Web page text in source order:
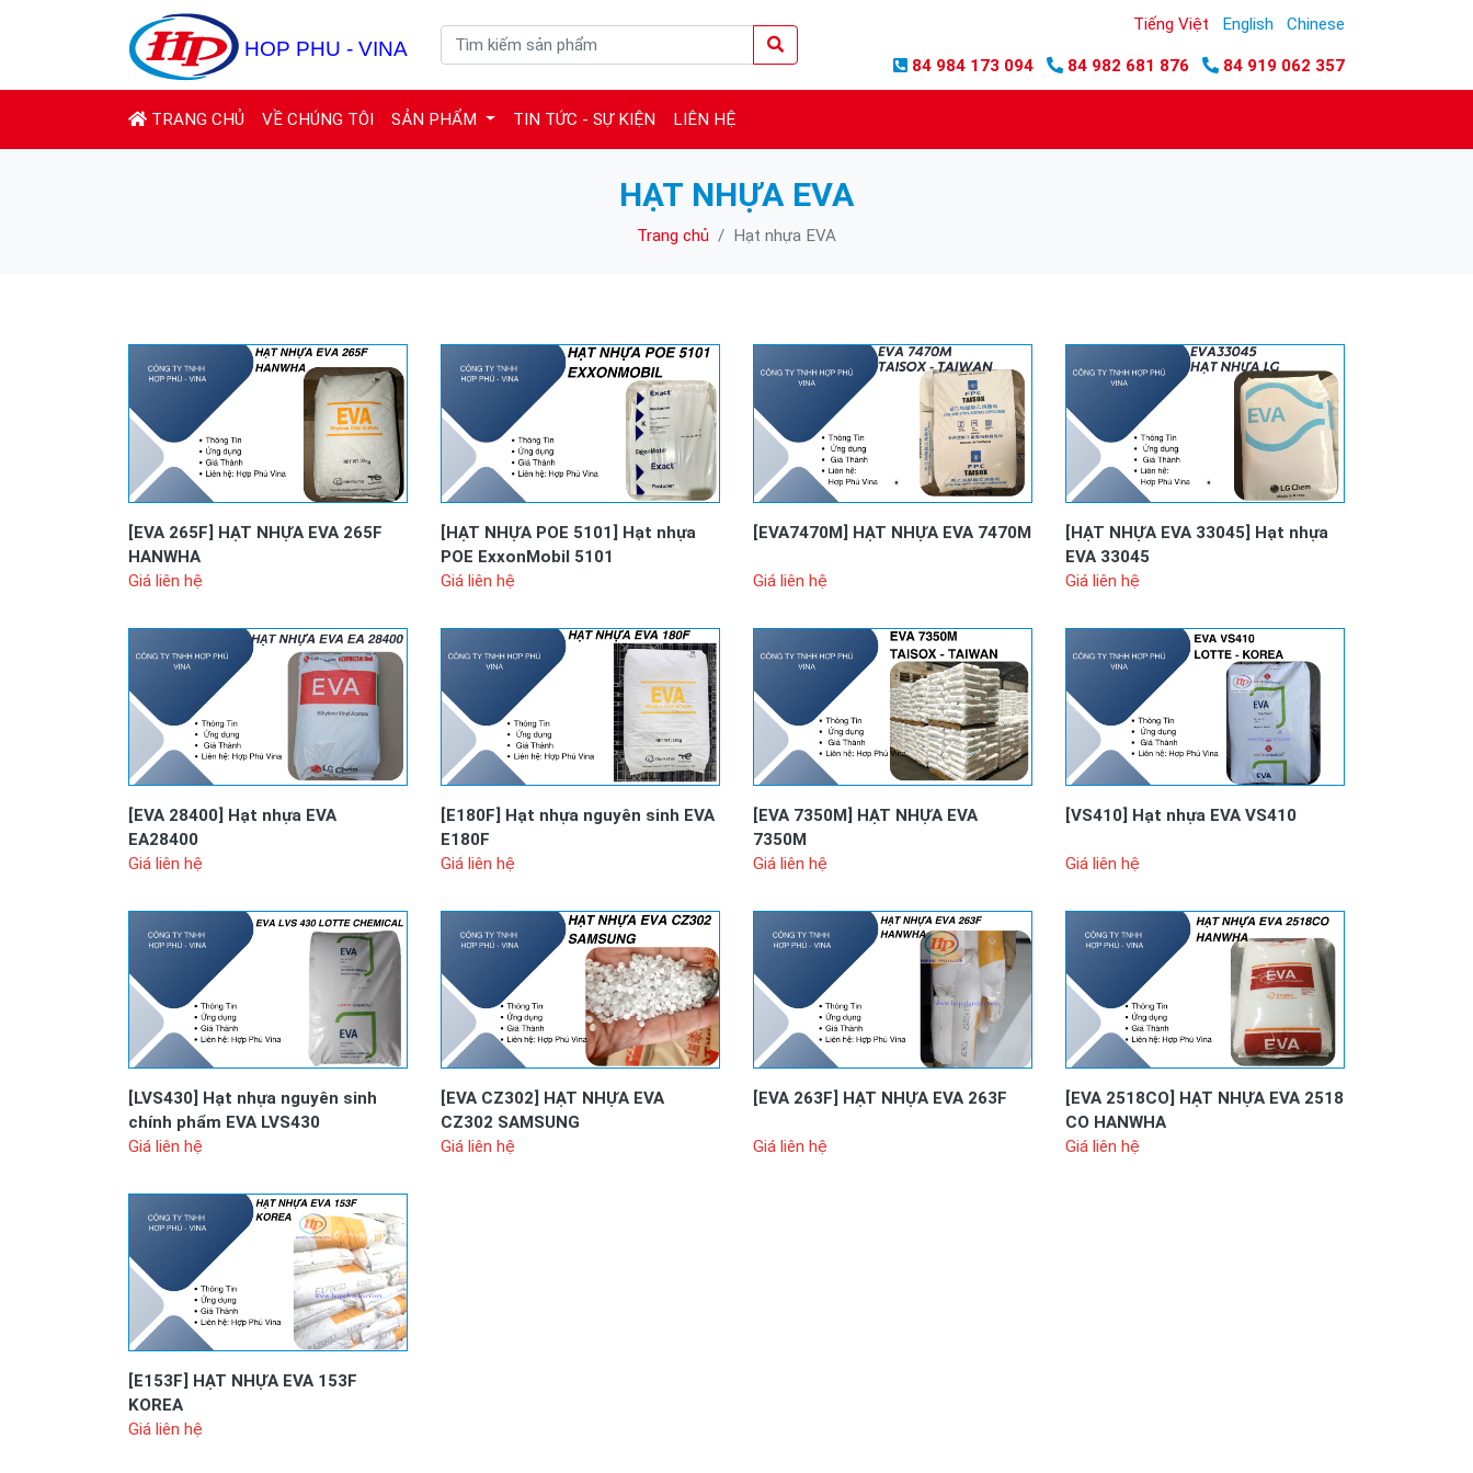
Tiếng Việt English Chinese
84 984 173 094 84 982 681 876 84 919 062 357
TRANG CHỦ(CURRENT)
VỀ CHÚNG TÔI SẢN PHẨM TIN TỨC - SỰ KIỆN LIÊN HỆ
HẠT NHỰA EVA
Trang chủ Hạt nhựa EVA
[EVA 265F] HẠT NHỰA EVA 265F
HANWHA
Giá liên hệ
[HẠT NHỰA POE 5101] Hạt nhựa
POE ExxonMobil 5101
Giá liên hệ
[EVA7470M] HẠT NHỰA EVA 7470M
Giá liên hệ
[HẠT NHỰA EVA 33045] Hạt nhựa
EVA 33045
Giá liên hệ
[EVA 28400] Hạt nhựa EVA
EA28400
Giá liên hệ
[E180F] Hạt nhựa nguyên sinh EVA
E180F
Giá liên hệ
[EVA 7350M] HẠT NHỰA EVA
7350M
Giá liên hệ
[VS410] Hạt nhựa EVA VS410
Giá liên hệ
[LVS430] Hạt nhựa nguyên sinh
chính phẩm EVA LVS430
Giá liên hệ
[EVA CZ302] HẠT NHỰA EVA
CZ302 SAMSUNG
Giá liên hệ
[EVA 263F] HẠT NHỰA EVA 263F
Giá liên hệ
[EVA 2518CO] HẠT NHỰA EVA 2518
CO HANWHA
Giá liên hệ
[E153F]
HẠT NHỰA EVA 153F
KOREA
Giá liên hệ